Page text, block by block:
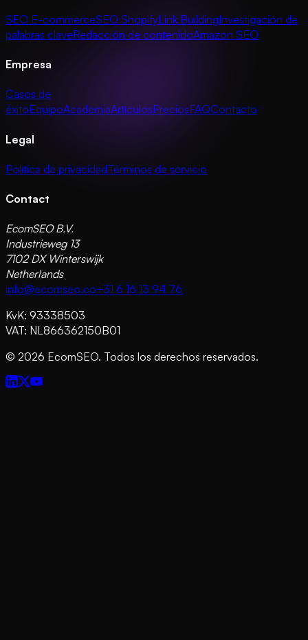
SEO E-commerceSEO ShopifyLink BuildingInvestigación de
palabras claveRedacción de contenidoAmazon SEO
Empresa
Casos de
éxitoEquipoAcademiaArtículosPreciosFAQContacto
Legal
Política de privacidadTérminos de servicio
Contact
EcomSEO B.V.
Industrieweg 13
7102 DX Winterswijk
Netherlands
info@ecomseo.co+31 6 16 13 94 76
KvK: 93338503
VAT: NL866362150B01
© 2026 EcomSEO. Todos los derechos reservados.